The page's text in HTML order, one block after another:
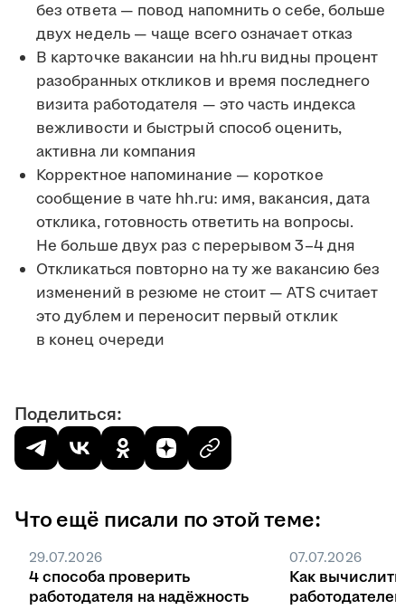
без ответа — повод напомнить о себе, больше
двух недель — чаще всего означает отказ
В карточке вакансии на hh.ru видны процент
разобранных откликов и время последнего
визита работодателя — это часть индекса
вежливости и быстрый способ оценить,
активна ли компания
Корректное напоминание — короткое
сообщение в чате hh.ru: имя, вакансия, дата
отклика, готовность ответить на вопросы.
Не больше двух раз с перерывом 3–4 дня
Откликаться повторно на ту же вакансию без
изменений в резюме не стоит — ATS считает
это дублем и переносит первый отклик
в конец очереди
Поделиться:
Что ещё писали по этой теме:
29.07.2026
4 способа проверить
работодателя на надёжность
07.07.2026
Как вычислить